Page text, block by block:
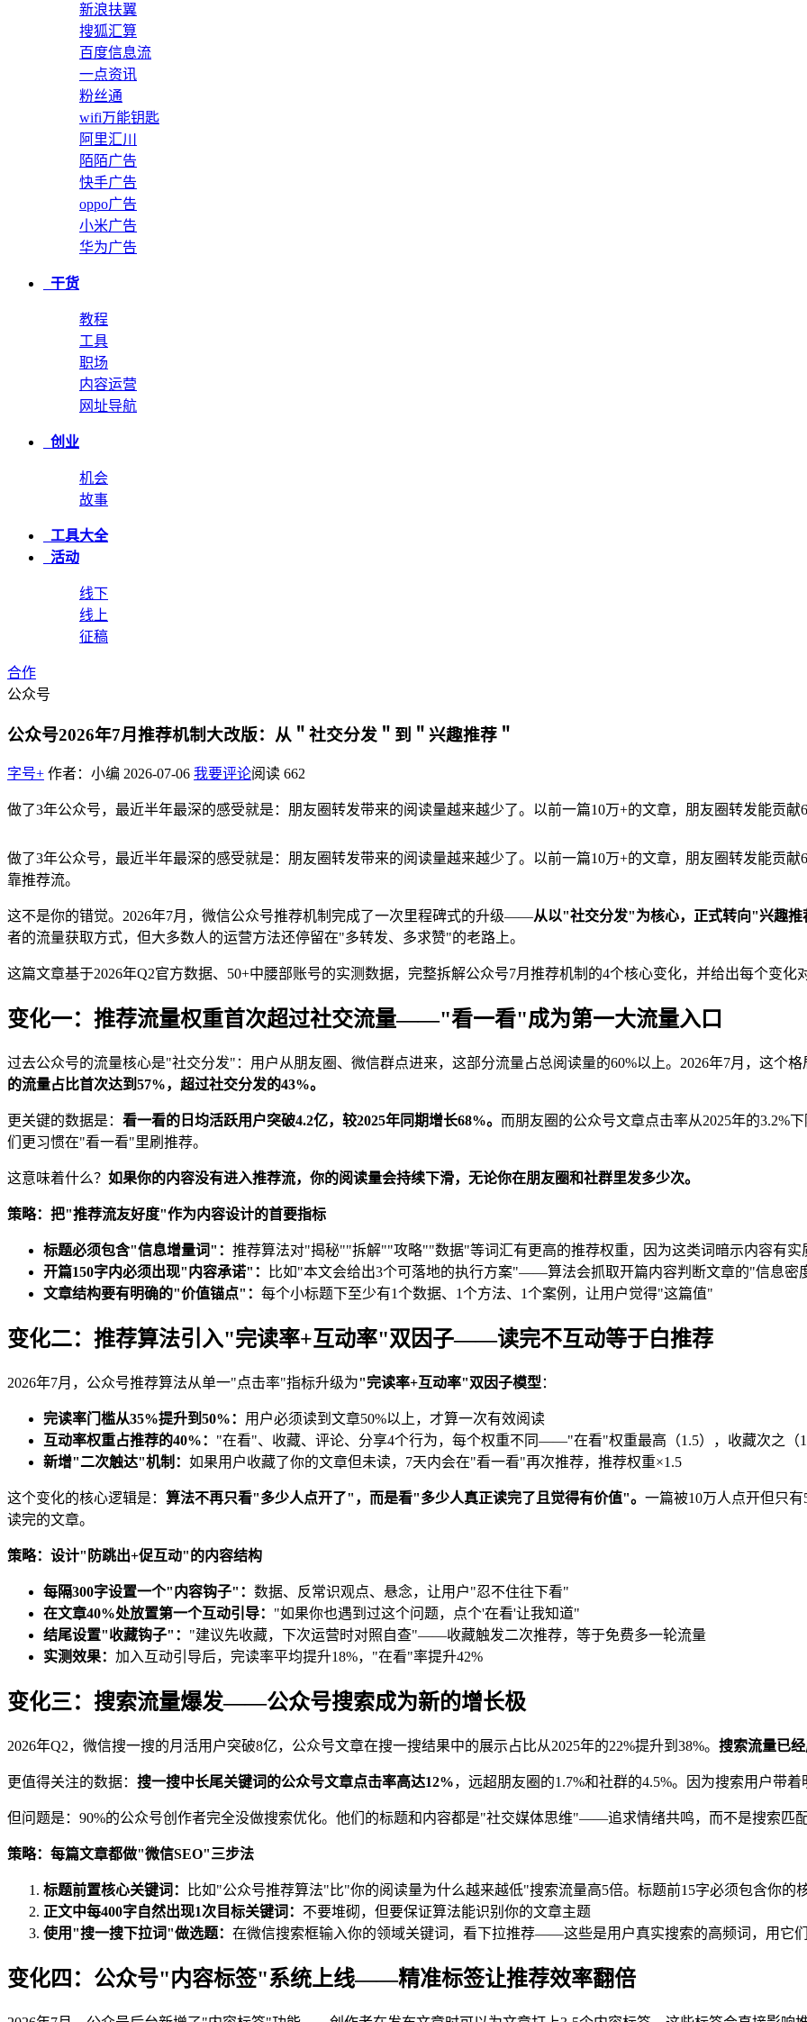
新浪扶翼
搜狐汇算
百度信息流
一点资讯
粉丝通
wifi万能钥匙
阿里汇川
陌陌广告
快手广告
oppo广告
小米广告
华为广告
干货
教程
工具
职场
内容运营
网址导航
创业
机会
故事
工具大全
活动
线下
线上
征稿
合作
公众号
公众号2026年7月推荐机制大改版：从＂社交分发＂到＂兴趣推荐＂
字号+ 作者：小编 2026-07-06 我要评论阅读 662
做了3年公众号，最近半年最深的感受就是：朋友圈转发带来的阅读量越来越少了。以前一篇10万+的文章，朋友圈转发能贡献
做了3年公众号，最近半年最深的感受就是：朋友圈转发带来的阅读量越来越少了。以前一篇10万+的文章，朋友圈转发能贡
靠推荐流。
这不是你的错觉。2026年7月，微信公众号推荐机制完成了一次里程碑式的升级——从以"社交分发"为核心，正式转向"兴趣推
者的流量获取方式，但大多数人的运营方法还停留在"多转发、多求赞"的老路上。
这篇文章基于2026年Q2官方数据、50+中腰部账号的实测数据，完整拆解公众号7月推荐机制的4个核心变化，并给出每个变化
变化一：推荐流量权重首次超过社交流量——"看一看"成为第一大流量入口
过去公众号的流量核心是"社交分发"：用户从朋友圈、微信群点进来，这部分流量占总阅读量的60%以上。2026年7月，这个
的流量占比首次达到57%，超过社交分发的43%。
更关键的数据是： 看一看的日均活跃用户突破4.2亿，较2025年同期增长68%。 而朋友圈的公众号文章点击率从2025年的3.2%
们更习惯在"看一看"里刷推荐。
这意味着什么？ 如果你的内容没有进入推荐流，你的阅读量会持续下滑，无论你在朋友圈和社群里发多少次。
策略：把"推荐流友好度"作为内容设计的首要指标
标题必须包含"信息增量词"： 推荐算法对"揭秘""拆解""攻略""数据"等词汇有更高的推荐权重，因为这类词暗示内容有实
开篇150字内必须出现"内容承诺"：
比如"本文会给出3个可落地的执行方案"——算法会抓取开篇内容判断文章的"信息密
文章结构要有明确的"价值锚点"： 每个小标题下至少有1个数据、1个方法、1个案例，让用户觉得"这篇值"
变化二：推荐算法引入"完读率+互动率"双因子——读完不互动等于白推荐
2026年7月，公众号推荐算法从单一"点击率"指标升级为"完读率+互动率"双因子模型 ：
完读率门槛从35%提升到50%： 用户必须读到文章50%以上，才算一次有效阅读
互动率权重占推荐的40%： "在看"、收藏、评论、分享4个行为，每个权重不同——"在看"权重最高（1.5），收藏次之（
新增"二次触达"机制： 如果用户收藏了你的文章但未读，7天内会在"看一看"再次推荐，推荐权重×1.5
这个变化的核心逻辑是： 算法不再只看"多少人点开了"，而是看"多少人真正读完了且觉得有价值"。 一篇被10万人点开但只
读完的文章。
策略：设计"防跳出+促互动"的内容结构
每隔300字设置一个"内容钩子"： 数据、反常识观点、悬念，让用户"忍不住往下看"
在文章40%处放置第一个互动引导： "如果你也遇到过这个问题，点个'在看'让我知道"
结尾设置"收藏钩子"： "建议先收藏，下次运营时对照自查"——收藏触发二次推荐，等于免费多一轮流量
实测效果： 加入互动引导后，完读率平均提升18%，"在看"率提升42%
变化三：搜索流量爆发——公众号搜索成为新的增长极
2026年Q2，微信搜一搜的月活用户突破8亿，公众号文章在搜一搜结果中的展示占比从2025年的22%提升到38%。 搜索流量已
更值得关注的数据： 搜一搜中长尾关键词的公众号文章点击率高达12%，远超朋友圈的1.7%和社群的4.5%。因为搜索用户带
但问题是：90%的公众号创作者完全没做搜索优化。他们的标题和内容都是"社交媒体思维"——追求情绪共鸣，而不是搜索匹配
策略：每篇文章都做"微信SEO"三步法
标题前置核心关键词：
比如"公众号推荐算法"比"你的阅读量为什么越来越低"搜索流量高5倍。标题前15字必须包含你的
正文中每400字自然出现1次目标关键词： 不要堆砌，但要保证算法能识别你的文章主题
使用"搜一搜下拉词"做选题： 在微信搜索框输入你的领域关键词，看下拉推荐——这些是用户真实搜索的高频词，用它
变化四：公众号"内容标签"系统上线——精准标签让推荐效率翻倍